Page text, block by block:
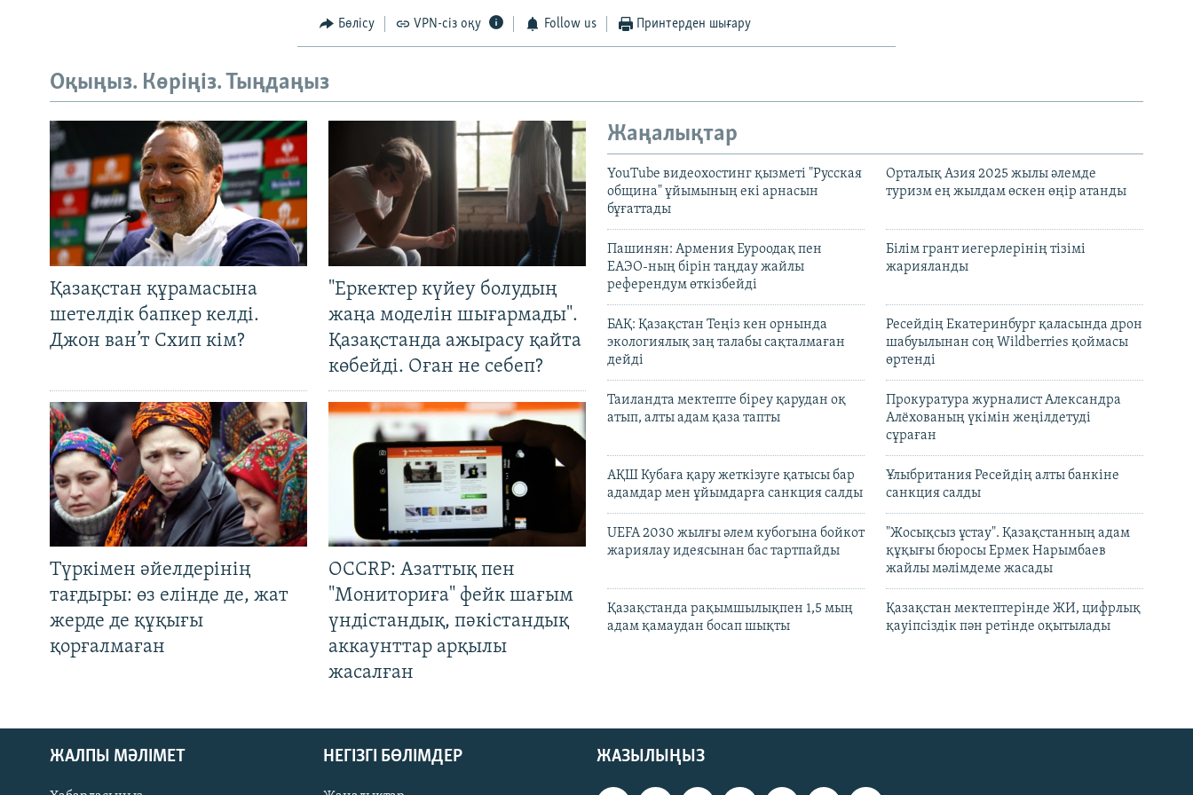
Бөлісу VPN-сіз оқу Follow us Принтерден шығару
Оқыңыз. Көріңіз. Тыңдаңыз
Қазақстан құрамасына
шетелдік бапкер келді.
Джон ван’т Схип кім?
"Еркектер күйеу болудың
жаңа моделін шығармады".
Қазақстанда ажырасу қайта
көбейді. Оған не себеп?
Түркімен әйелдерінің
тағдыры: өз елінде де, жат
жерде де құқығы
қорғалмаған
OCCRP: Азаттық пен
"Мониториға" фейк шағым
үндістандық, пәкістандық
аккаунттар арқылы
жасалған
Жаңалықтар
YouTube видеохостинг қызметі "Русская
община" ұйымының екі арнасын
бұғаттады
Орталық Азия 2025 жылы әлемде
туризм ең жылдам өскен өңір атанды
Пашинян: Армения Еуроодақ пен
ЕАЭО-ның бірін таңдау жайлы
референдум өткізбейді
Білім грант иегерлерінің тізімі
жарияланды
БАҚ: Қазақстан Теңіз кен орнында
экологиялық заң талабы сақталмаған
дейді
Ресейдің Екатеринбург қаласында дрон
шабуылынан соң Wildberries қоймасы
өртенді
Таиландта мектепте біреу қарудан оқ
атып, алты адам қаза тапты
Прокуратура журналист Александра
Алёхованың үкімін жеңілдетуді
сұраған
АҚШ Кубаға қару жеткізуге қатысы бар
адамдар мен ұйымдарға санкция салды
Ұлыбритания Ресейдің алты банкіне
санкция салды
UEFA 2030 жылғы әлем кубогына бойкот
жариялау идеясынан бас тартпайды
"Жосықсыз ұстау". Қазақстанның адам
құқығы бюросы Ермек Нарымбаев
жайлы мәлімдеме жасады
Қазақстанда рақымшылықпен 1,5 мың
адам қамаудан босап шықты
Қазақстан мектептерінде ЖИ, цифрлық
қауіпсіздік пән ретінде оқытылады
ЖАЗЫЛЫҢЫЗ
ЖАЛПЫ МӘЛІМЕТ НЕГІЗГІ БӨЛІМДЕР